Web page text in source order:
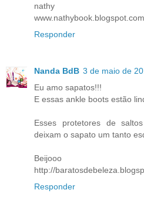
nathy
www.nathybook.blogspot.com
Responder
Nanda BdB 3 de maio de
Eu amo sapatos!!!
E essas ankle boots estão
Esses protetores de
deixam o sapato um tanto
Beijooo
http://
Responder